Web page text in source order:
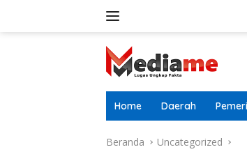
Home Daerah
Beranda Uncategorized